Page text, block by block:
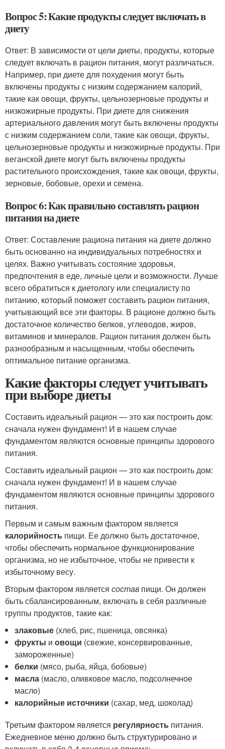
Вопрос 5: Какие продукты следует включать в
диету
Ответ: В зависимости от цели диеты, продукты, которые
следует включать в рацион питания, могут различаться.
Например, при диете для похудения могут быть
включены продукты с низким содержанием калорий,
такие как овощи, фрукты, цельнозерновые продукты и
низкожирные продукты. При диете для снижения
артериального давления могут быть включены продукты
с низким содержанием соли, такие как овощи, фрукты,
цельнозерновые продукты и низкожирные продукты. При
веганской диете могут быть включены продукты
растительного происхождения, такие как овощи, фрукты,
зерновые, бобовые, орехи и семена.
Вопрос 6: Как правильно составлять рацион
питания на диете
Ответ: Составление рациона питания на диете должно
быть основанно на индивидуальных потребностях и
целях. Важно учитывать состояние здоровья,
предпочтения в еде, личные цели и возможности. Лучше
всего обратиться к диетологу или специалисту по
питанию, который поможет составить рацион питания,
учитывающий все эти факторы. В рационе должно быть
достаточное количество белков, углеводов, жиров,
витаминов и минералов. Рацион питания должен быть
разнообразным и насыщенным, чтобы обеспечить
оптимальное питание организма.
Какие факторы следует учитывать
при выборе диеты
Составить идеальный рацион — это как построить дом:
сначала нужен фундамент! И в нашем случае
фундаментом являются основные принципы здорового
питания.
Составить идеальный рацион — это как построить дом:
сначала нужен фундамент! И в нашем случае
фундаментом являются основные принципы здорового
питания.
Первым и самым важным фактором является
калорийность пищи. Ее должно быть достаточное,
чтобы обеспечить нормальное функционирование
организма, но не избыточное, чтобы не привести к
избыточному весу.
Вторым фактором является состав пищи. Он должен
быть сбалансированным, включать в себя различные
группы продуктов, такие как:
злаковые (хлеб, рис, пшеница, овсянка)
фрукты иовощи (свежие, консервированные,
замороженные)
белки (мясо, рыба, яйца, бобовые)
масла (масло, оливковое масло, подсолнечное
масло)
калорийные источники (сахар, мед, шоколад)
Третьим фактором является регулярность питания.
Ежедневное меню должно быть структурировано и